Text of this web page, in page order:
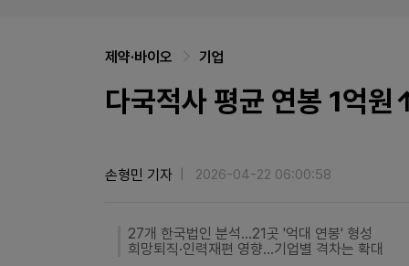
제약·바이오 기업
다국적사 평균 연봉 1억
손형민 기자 2026-04-22 06:00:58
27개 한국법인 분석…21곳 '억대 연봉' 형성
희망퇴직·인력재편 영향…기업별 격차는 확대